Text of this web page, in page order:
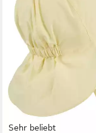
Sehr beliebt